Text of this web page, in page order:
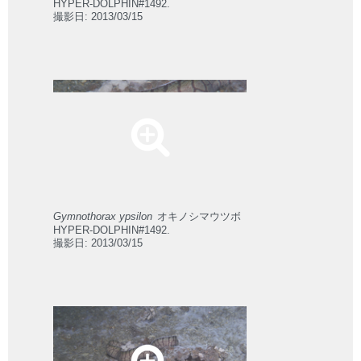
HYPER-DOLPHIN#1492.
撮影日: 2013/03/15
Gymnothorax ypsilon オキノシマウツボ
HYPER-DOLPHIN#1492.
撮影日: 2013/03/15